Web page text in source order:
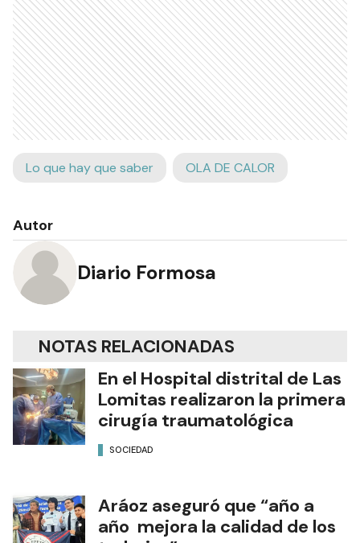
Lo que hay que saber OLA DE CALOR
Autor
Diario Formosa
NOTAS RELACIONADAS
En el Hospital distrital de Las
Lomitas realizaron la primera
cirugía traumatológica
SOCIEDAD
Aráoz aseguró que “año a
año mejora la calidad de los